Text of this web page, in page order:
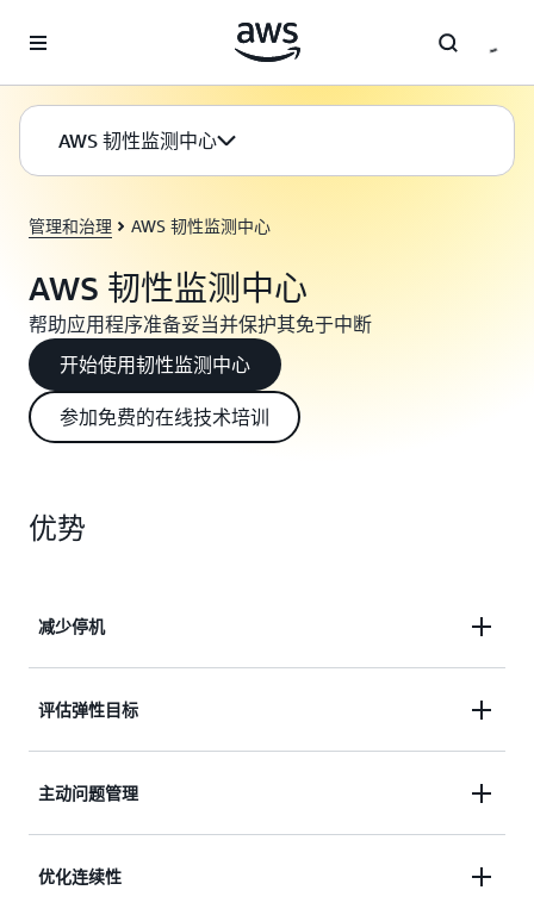
AWS 韧性监测中心
管理和治理 AWS 韧性监测中心
AWS 韧性监测中心
帮助应用程序准备妥当并保护其免于中断
开始使用韧性监测中心
参加免费的在线技术培训
优势
减少停机
评估弹性目标
主动问题管理
优化连续性